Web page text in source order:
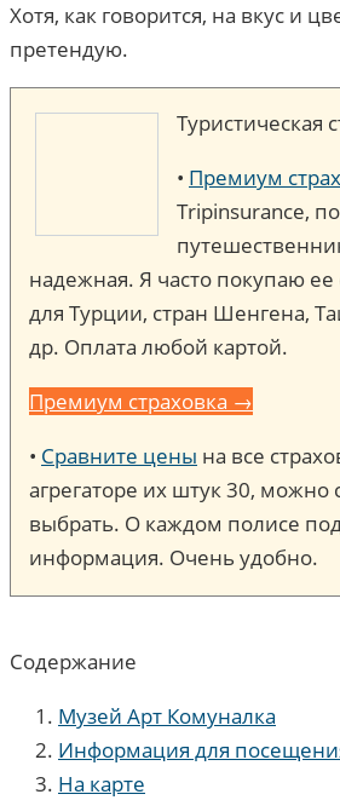
Хотя, как говорится, на вкус и
претендую.
Туристическая
• Премиум
Tripinsurance,
надежная. Я часто покупаю
для Турции, стран Шенгена,
др. Оплата любой картой.
Премиум страховка →
• Сравните цены на все
агрегаторе их штук 30, можно
выбрать. О каждом полисе
информация. Очень удобно.
Содержание
Музей Арт Комуналка
Информация для
На карте